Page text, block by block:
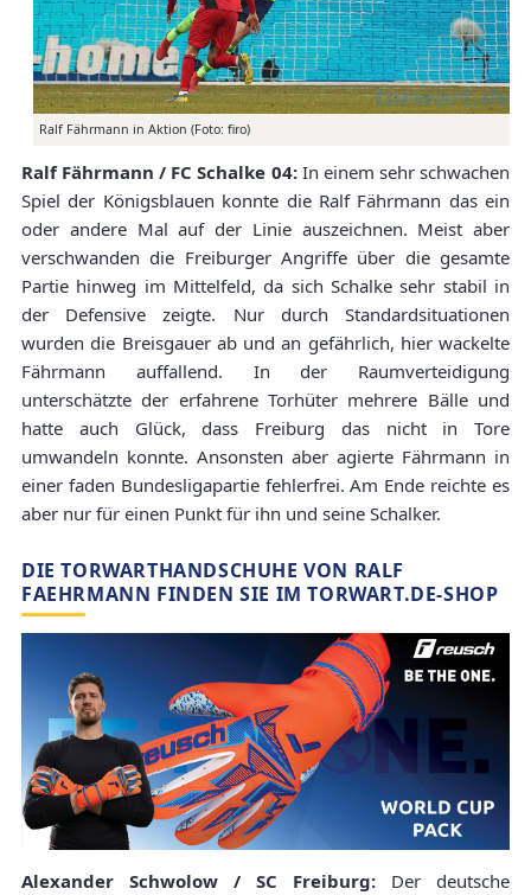
Ralf Fährmann in Aktion (Foto: firo)
Ralf Fährmann / FC Schalke 04: In einem sehr schwachen
Spiel der Königsblauen konnte die Ralf Fährmann das ein
oder andere Mal auf der Linie auszeichnen. Meist aber
verschwanden die Freiburger Angriffe über die gesamte
Partie hinweg im Mittelfeld, da sich Schalke sehr stabil in
der Defensive zeigte. Nur durch Standardsituationen
wurden die Breisgauer ab und an gefährlich, hier wackelte
Fährmann auffallend. In der Raumverteidigung
unterschätzte der erfahrene Torhüter mehrere Bälle und
hatte auch Glück, dass Freiburg das nicht in Tore
umwandeln konnte. Ansonsten aber agierte Fährmann in
einer faden Bundesligapartie fehlerfrei. Am Ende reichte es
aber nur für einen Punkt für ihn und seine Schalker.
DIE TORWARTHANDSCHUHE VON RALF
FAEHRMANN FINDEN SIE IM TORWART.DE-SHOP
Alexander Schwolow / SC Freiburg: Der deutsche